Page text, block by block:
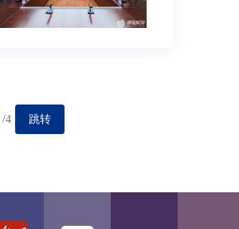
/4 跳转